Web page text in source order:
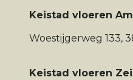
Keistad vloeren
Woestijgerweg 133,
Keistad vloeren